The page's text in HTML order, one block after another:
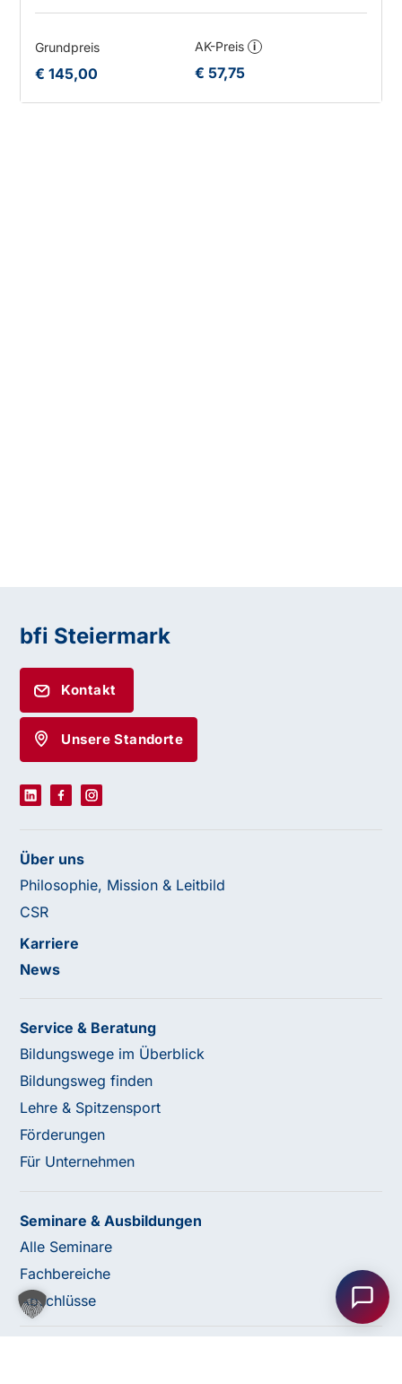
Unterstützung?
Unser Team ist gerne für Sie da! Nehmen Sie jetzt
Kontakt mit uns auf – wir freuen uns auf Ihre Anfrage.
Grundpreis
€ 145,00
AK-Preis i
€ 57,75
bfi Steiermark
Kontakt
Unsere Standorte
Über uns
Philosophie, Mission & Leitbild
CSR
Karriere
News
Service & Beratung
Bildungswege im Überblick
Bildungsweg finden
Lehre & Spitzensport
Förderungen
Für Unternehmen
Seminare & Ausbildungen
Alle Seminare
Fachbereiche
Abschlüsse